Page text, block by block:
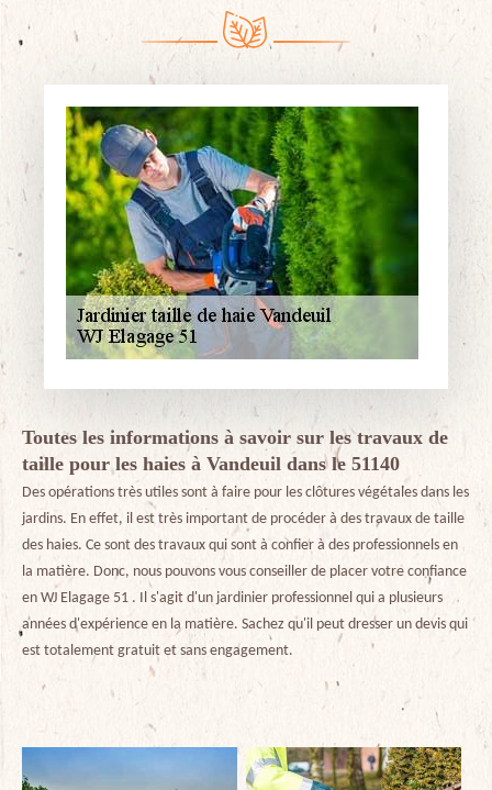
Toutes les informations à savoir sur les travaux de
taille pour les haies à Vandeuil dans le 51140
Des opérations très utiles sont à faire pour les clôtures végétales dans les
jardins. En effet, il est très important de procéder à des travaux de taille
des haies. Ce sont des travaux qui sont à confier à des professionnels en
la matière. Donc, nous pouvons vous conseiller de placer votre confiance
en WJ Elagage 51 . Il s'agit d'un jardinier professionnel qui a plusieurs
années d'expérience en la matière. Sachez qu'il peut dresser un devis qui
est totalement gratuit et sans engagement.